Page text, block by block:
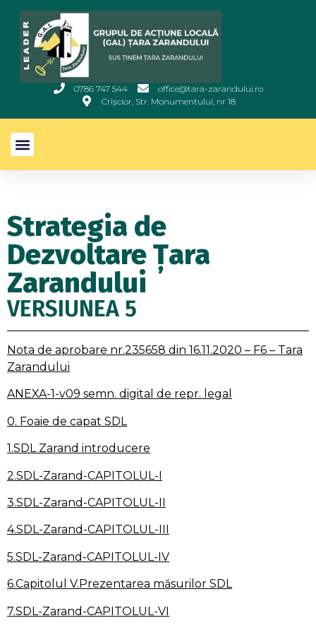
0786 747 544
office@tara-zarandului.ro
Crișcior, Str. Monumentului, nr 18
Strategia de
Dezvoltare Țara
Zarandului
VERSIUNEA 5
Nota de aprobare nr.235658 din 16.11.2020 – F6 – Tara
Zarandului
ANEXA-1-v09 semn. digital de repr. legal
0. Foaie de capat SDL
1.SDL Zarand introducere
2.SDL-Zarand-CAPITOLUL-I
3.SDL-Zarand-CAPITOLUL-II
4.SDL-Zarand-CAPITOLUL-III
5.SDL-Zarand-CAPITOLUL-IV
6.Capitolul V.Prezentarea măsurilor SDL
7.SDL-Zarand-CAPITOLUL-VI